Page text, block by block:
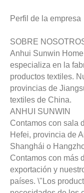
Perfil de la empresa
SOBRE
Anhui Sunwin
especializa en la
productos textiles.
provincias de
textiles de China.
ANHUI SUNWIN
Contamos con sala
Hefei, provincia de
Shanghái o
Contamos con más
exportación y
países. \"Los